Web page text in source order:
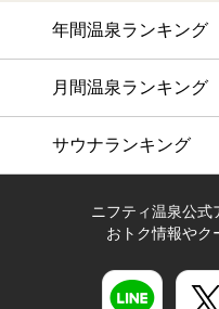
年間温泉ランキング
月間温泉ランキング
サウナランキング
ニフティ温泉公式
おトク情報やク